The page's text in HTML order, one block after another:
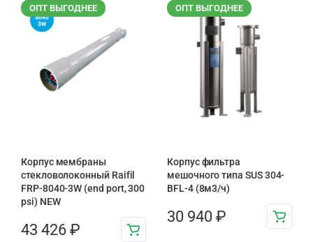
ОПТ ВЫГОДНЕЕ
Корпус мембраны
стекловолоконный Raifil
FRP-8040-3W (end port, 300
psi) NEW
43 426 ₽
ОПТ ВЫГОДНЕЕ
Корпус фильтра
мешочного типа SUS 304-
BFL-4 (8м3/ч)
30 940 ₽